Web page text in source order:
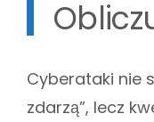
Cyberataki nie
zdarzą”, lecz